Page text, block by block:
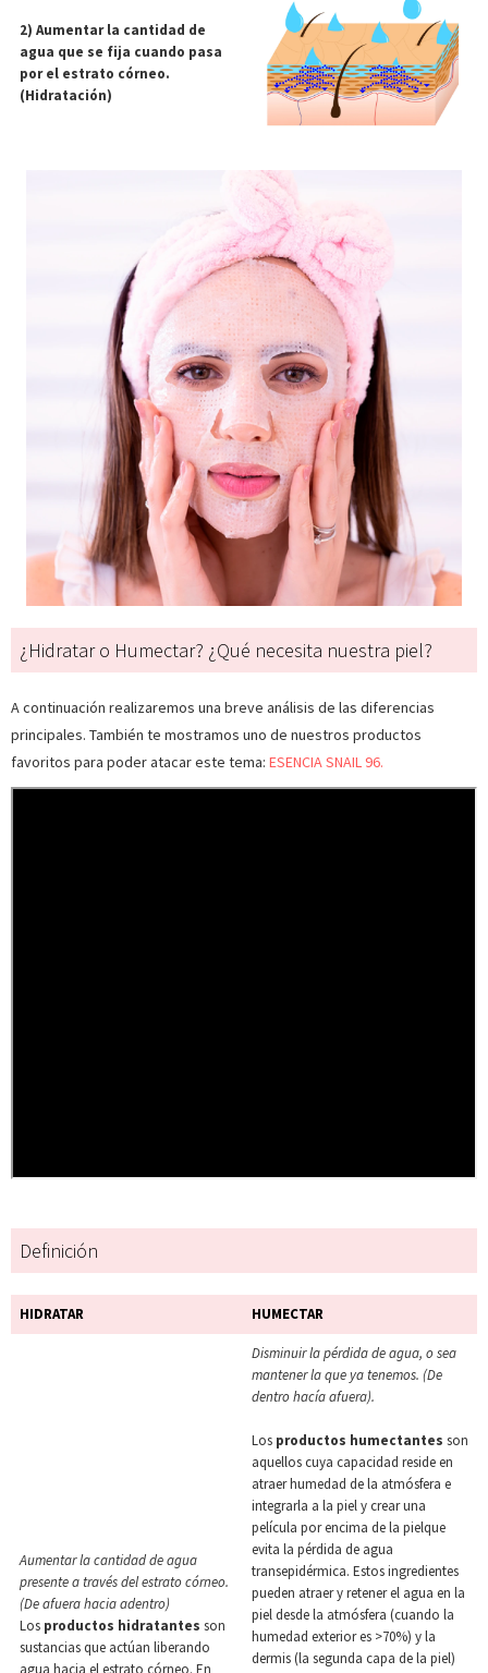
2) Aumentar la cantidad de
agua que se fija cuando pasa
por el estrato córneo.
(Hidratación)
¿Hidratar o Humectar? ¿Qué necesita nuestra piel?
A continuación realizaremos una breve análisis de las diferencias
principales. También te mostramos uno de nuestros productos
favoritos para poder atacar este tema: ESENCIA SNAIL 96.
Definición
HIDRATAR HUMECTAR
Aumentar la cantidad de agua
presente a través del estratocórneo.
(De afuera hacia adentro)
Los productos hidratantes son
sustancias que actúan liberando
agua hacia el estrato córneo. En
Disminuir la pérdida de agua, o sea
mantener la que ya tenemos. (De
dentro hacía afuera).
Los productos humectantes son
aquellos cuya capacidad reside en
atraer humedad de la atmósfera e
integrarla a la piel y crear una
película por encima de la pielque
evita la pérdida de agua
transepidérmica. Estos ingredientes
pueden atraer y retener el agua en la
piel desde la atmósfera (cuando la
humedad exterior es >70%) y la
dermis (la segunda capa de la piel)